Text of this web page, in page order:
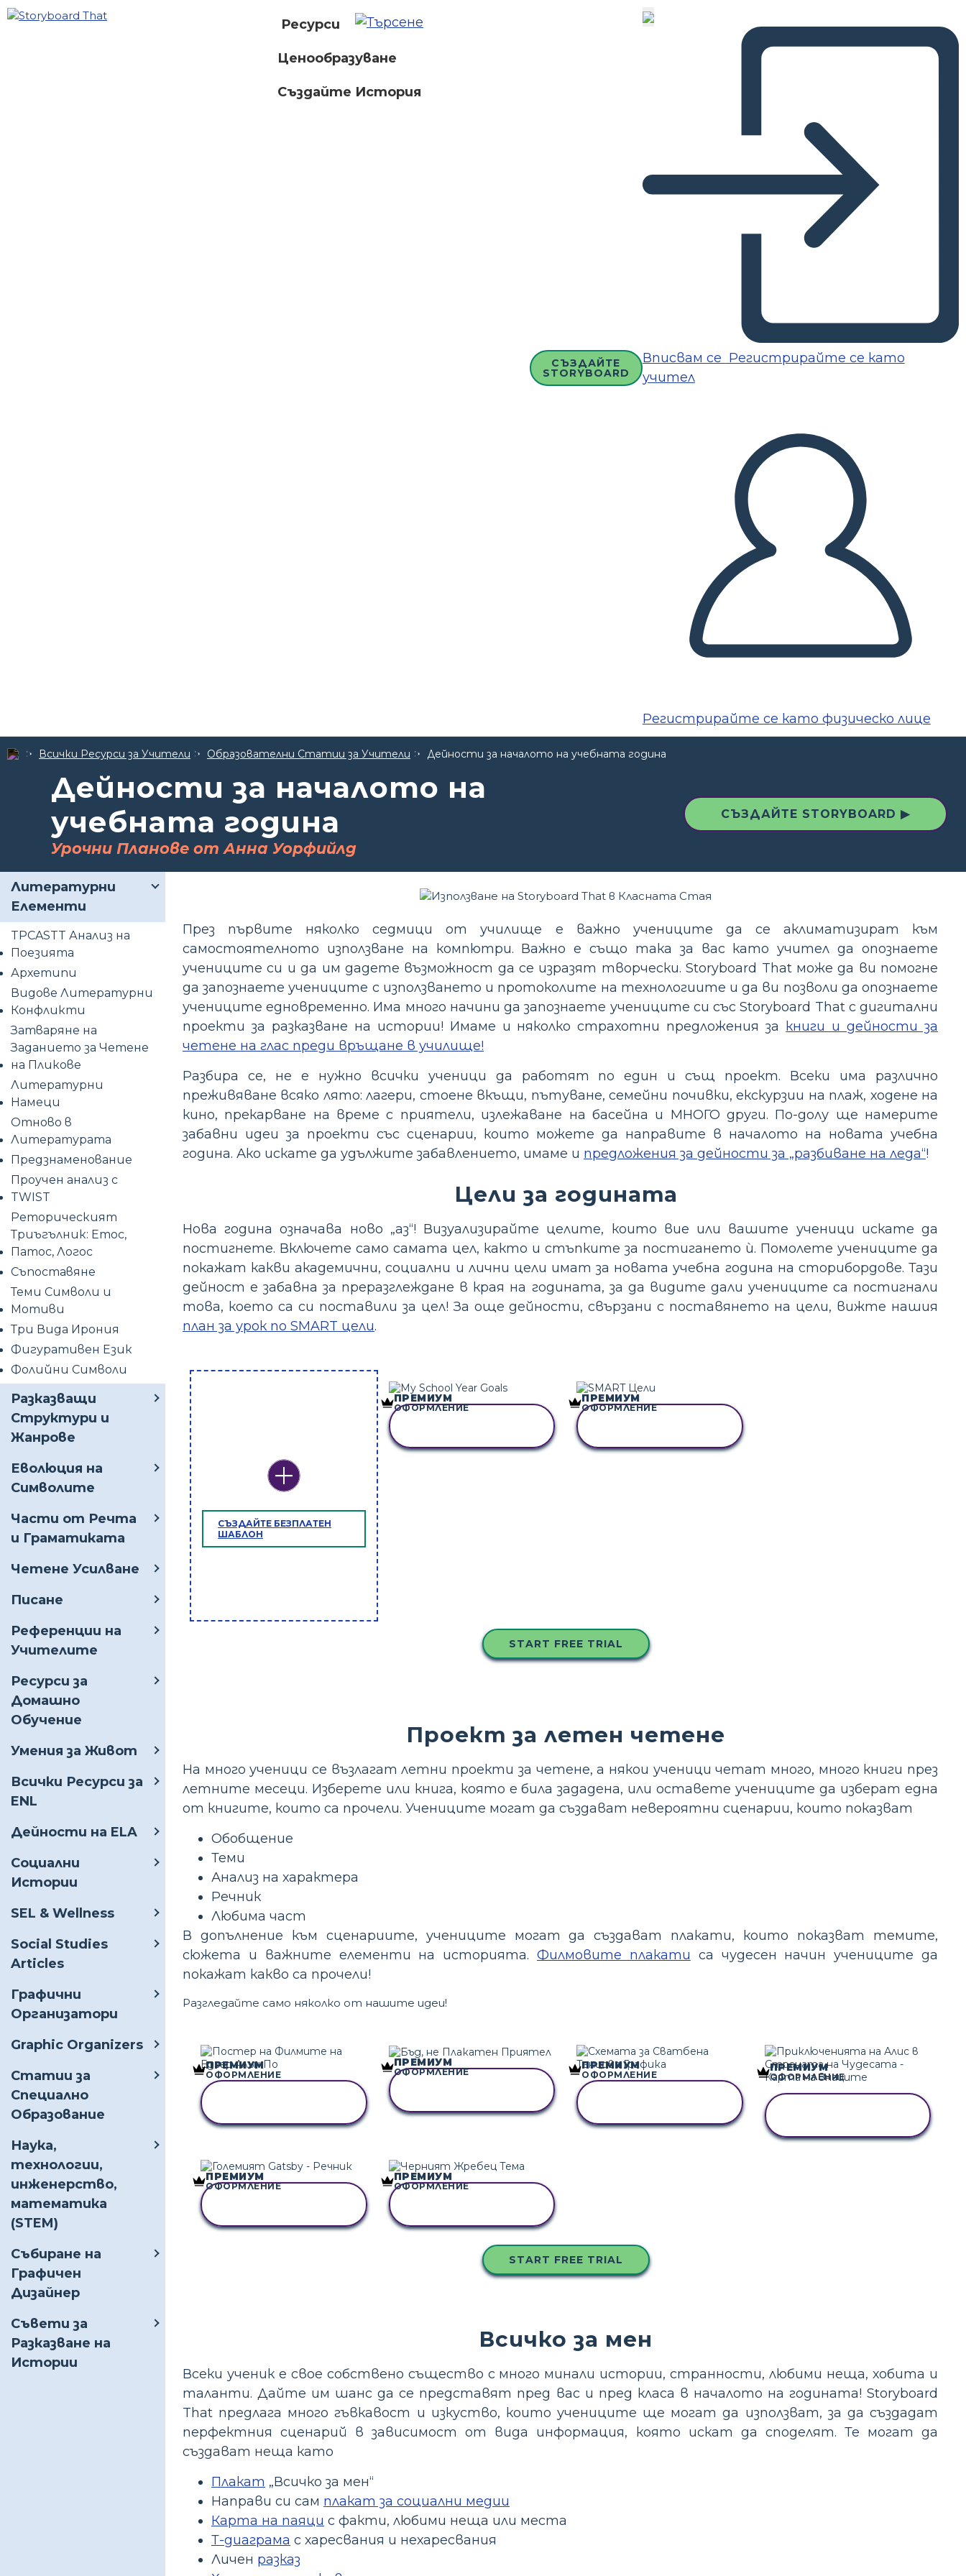
Ресурси
Ценообразуване
Създайте История
СЪЗДАЙТЕ
STORYBOARD
Вписвам се Регистрирайте се като
учител
Регистрирайте се като физическо лице
Всички Ресурси за Учители Образователни Статии за Учители Дейности за началото на учебната година
Дейности за началото на
учебната година
Урочни Планове от Анна Уорфийлд
СЪЗДАЙТЕ STORYBOARD ▶
Литературни
Елементи
TPCASTT Анализ на
Поезията
Архетипи
Видове Литературни
Конфликти
Затваряне на
Заданието за Четене
на Пликове
Литературни
Намеци
Отново в
Литературата
Предзнаменование
Проучен анализ с
TWIST
Реторическият
Триъгълник: Етос,
Патос, Логос
Съпоставяне
Теми Символи и
Мотиви
Три Вида Ирония
Фигуративен Език
Фолийни Символи
Разказващи
Структури и
Жанрове
Еволюция на
Символите
Части от Речта
и Граматиката
Четене Усилване
Писане
Референции на
Учителите
Ресурси за
Домашно
Обучение
Умения за Живот
Всички Ресурси за
ENL
Дейности на ELA
Социални
Истории
SEL & Wellness
Social Studies
Articles
Графични
Организатори
Graphic Organizers
Статии за
Специално
Образование
Наука,
технологии,
инженерство,
математика
(STEM)
Събиране на
Графичен
Дизайнер
Съвети за
Разказване на
Истории
През първите няколко седмици от училище е важно учениците да се аклиматизират към
самостоятелното използване на компютри. Важно е също така за вас като учител да опознаете
учениците си и да им дадете възможност да се изразят творчески. Storyboard That може да ви помогне
да запознаете учениците с използването и протоколите на технологиите и да ви позволи да опознаете
учениците едновременно. Има много начини да запознаете учениците си със Storyboard That с дигитални
проекти за разказване на истории! Имаме и няколко страхотни предложения за
книги и дейности за
четене на глас преди връщане в училище!
Разбира се, не е нужно всички ученици да работят по един и същ проект. Всеки има различно
преживяване всяко лято: лагери, стоене вкъщи, пътуване, семейни почивки, екскурзии на плаж, ходене на
кино, прекарване на време с приятели, излежаване на басейна и МНОГО други. По-долу ще намерите
забавни идеи за проекти със сценарии, които можете да направите в началото на новата учебна
година. Ако искате да удължите забавлението, имаме и предложения за дейности за „разбиване на леда“!
Цели за годината
Нова година означава ново „аз“! Визуализирайте целите, които вие или вашите ученици искате да
постигнете. Включете само самата цел, както и стъпките за постигането ѝ. Помолете учениците да
покажат какви академични, социални и лични цели имат за новата учебна година на сторибордове. Тази
дейност е забавна за преразглеждане в края на годината, за да видите дали учениците са постигнали
това, което са си поставили за цел! За още дейности, свързани с поставянето на цели, вижте нашия
план за урок по SMART цели.
СЪЗДАЙТЕ БЕЗПЛАТЕН
ШАБЛОН
ПРЕМИУМ
ОФОРМЛЕНИЕ
ПРЕМИУМ
ОФОРМЛЕНИЕ
START FREE TRIAL
Проект за летен четене
На много ученици се възлагат летни проекти за четене, а някои ученици четат много, много книги през
летните месеци. Изберете или книга, която е била зададена, или оставете учениците да изберат една
от книгите, които са прочели. Учениците могат да създават невероятни сценарии, които показват
Обобщение
Теми
Анализ на характера
Речник
Любима част
В допълнение към сценариите, учениците могат да създават плакати, които показват темите,
сюжета и важните елементи на историята. Филмовите плакати са чудесен начин учениците да
покажат какво са прочели!
Разгледайте само няколко от нашите идеи!
ПРЕМИУМ
ОФОРМЛЕНИЕ
ПРЕМИУМ
ОФОРМЛЕНИЕ
ПРЕМИУМ
ОФОРМЛЕНИЕ
ПРЕМИУМ
ОФОРМЛЕНИЕ
ПРЕМИУМ
ОФОРМЛЕНИЕ
ПРЕМИУМ
ОФОРМЛЕНИЕ
START FREE TRIAL
Всичко за мен
Всеки ученик е свое собствено същество с много минали истории, странности, любими неща, хобита и
таланти. Дайте им шанс да се представят пред вас и пред класа в началото на годината! Storyboard
That предлага много гъвкавост и изкуство, които учениците ще могат да използват, за да създадат
перфектния сценарий в зависимост от вида информация, която искат да споделят. Те могат да
създават неща като
Плакат „Всичко за мен“
Направи си сам плакат за социални медии
Карта на паяци с факти, любими неща или места
Т-диаграма с харесвания и нехаресвания
Личен разказ